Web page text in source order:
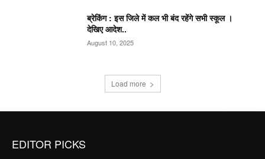
ब्रेकिंग : इस जिले में कल भी बंद रहेंगे सभी स्कूल ।
देखिए आदेश..
August 10, 2025
Load more
EDITOR PICKS